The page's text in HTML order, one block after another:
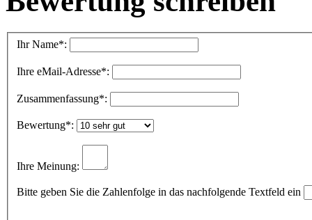
Ihr Name*:
Ihre eMail-Adresse*:
Zusammenfassung*:
Bewertung*:
Ihre Meinung:
Bitte geben Sie die Zahlenfolge in das nachfolgende Textfeld ein